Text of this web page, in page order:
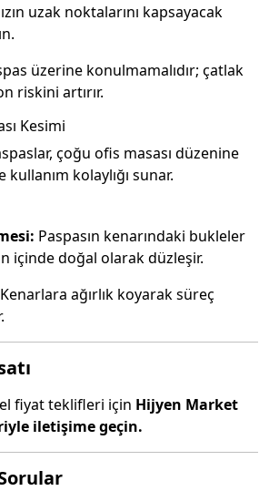
uzak noktalarını kapsayacak
üzerine konulmamalıdır; çatlak
riskini artırır.
Kesimi
çoğu ofis masası düzenine
kolaylığı sunar.
Paspasın kenarındaki bukleler
içinde doğal olarak düzleşir.
Kenarlara ağırlık koyarak süreç
fiyat teklifleri için Hijyen Market
iletişime geçin.